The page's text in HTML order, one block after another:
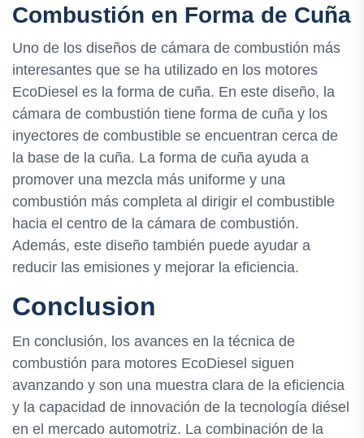
Combustión en Forma de Cuña
Uno de los diseños de cámara de combustión más
interesantes que se ha utilizado en los motores
EcoDiesel es la forma de cuña. En este diseño, la
cámara de combustión tiene forma de cuña y los
inyectores de combustible se encuentran cerca de
la base de la cuña. La forma de cuña ayuda a
promover una mezcla más uniforme y una
combustión más completa al dirigir el combustible
hacia el centro de la cámara de combustión.
Además, este diseño también puede ayudar a
reducir las emisiones y mejorar la eficiencia.
Conclusion
En conclusión, los avances en la técnica de
combustión para motores EcoDiesel siguen
avanzando y son una muestra clara de la eficiencia
y la capacidad de innovación de la tecnología diésel
en el mercado automotriz. La combinación de la